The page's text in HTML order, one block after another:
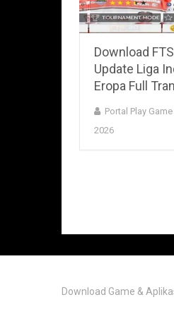
Download
Update Liga
Eropa Full
Portal Play Game
2026
Download Game &